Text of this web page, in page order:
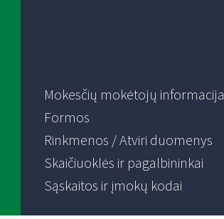
Mokesčių mokėtojų informacija
Formos
Rinkmenos / Atviri duomenys
Skaičiuoklės ir pagalbininkai
Sąskaitos ir įmokų kodai